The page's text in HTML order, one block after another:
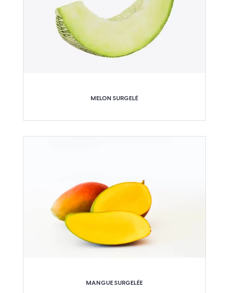
MELON SURGELÉ
MANGUE SURGELÉE